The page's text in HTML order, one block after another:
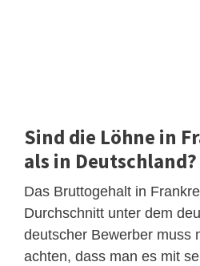
Sind die Löhne in
als in Deutschland?
Das Bruttogehalt in
Durchschnitt unter dem
deutscher Bewerber muss
achten, dass man es mit